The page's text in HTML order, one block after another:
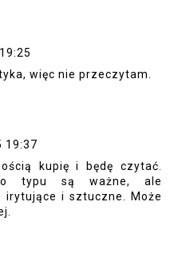
więc nie przeczytam.
19:37
kupię i będę czytać.
typu są ważne, ale
i sztuczne. Może